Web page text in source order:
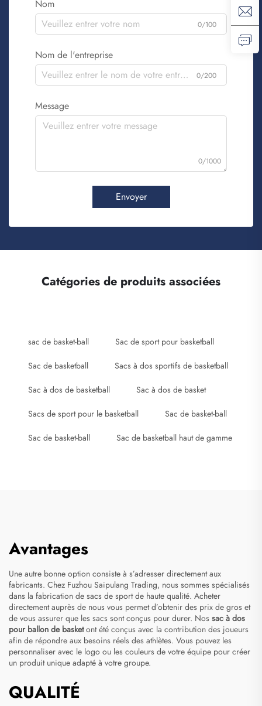
Nom
0/100
Nom de l'entreprise
0/200
Message
0/1000
Envoyer
Catégories de produits associées
sac de basket-ball Sac de sport pour basketball
Sac de basketball Sacs à dos sportifs de basketball
Sac à dos de basketball Sac à dos de basket
Sacs de sport pour le basketball Sac de basket-ball
Sac de basket-ball Sac de basketball haut de gamme
Avantages
Une autre bonne option consiste à s’adresser directement aux
fabricants. Chez Fuzhou Saipulang Trading, nous sommes spécialisés
dans la fabrication de sacs de sport de haute qualité. Acheter
directement auprès de nous vous permet d’obtenir des prix de gros et
de vous assurer que les sacs sont conçus pour durer. Nos sac à dos
pour ballon de basketont été conçus avec la contribution des joueurs
afin de répondre aux besoins réels des athlètes. Vous pouvez les
personnaliser avec le logo ou les couleurs de votre équipe pour créer
un produit unique adapté à votre groupe.
QUALITÉ